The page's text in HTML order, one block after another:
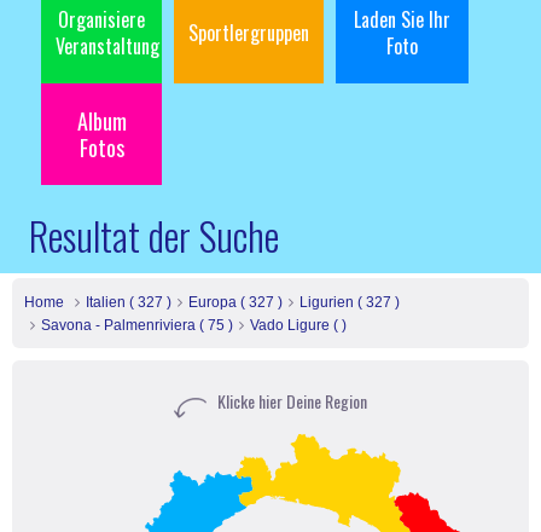
Organisiere
Veranstaltung
Sportlergruppen
Laden Sie Ihr
Foto
Album
Fotos
Resultat der Suche
Home Italien ( 327 ) Europa ( 327 )
Ligurien ( 327 )
Savona - Palmenriviera ( 75 )
Vado Ligure ( )
Klicke hier Deine Region